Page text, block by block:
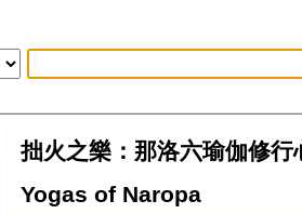
拙火之樂：那洛六瑜伽修
Yogas of Naropa